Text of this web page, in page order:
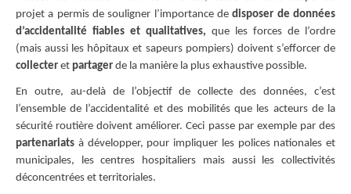
projet a permis de souligner l’importance dedisposer de données
d’accidentalité fiables et qualitatives, que les forces de l’ordre
(mais aussi les hôpitaux et sapeurs pompiers) doivent s’efforcer de
collecter et partager de la manière la plus exhaustive possible.
En outre, au-delà de l’objectif de collecte des données, c’est
l’ensemble de l’accidentalité et des mobilités que les acteurs de la
sécurité routière doivent améliorer. Ceci passe par exemple par des
partenariats à développer, pour impliquer les polices nationales et
municipales, les centres hospitaliers mais aussi les collectivités
déconcentrées et territoriales.